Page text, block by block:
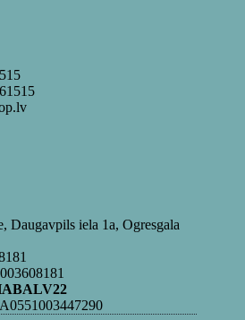
Daugavpils iela 1a, Ogresgala